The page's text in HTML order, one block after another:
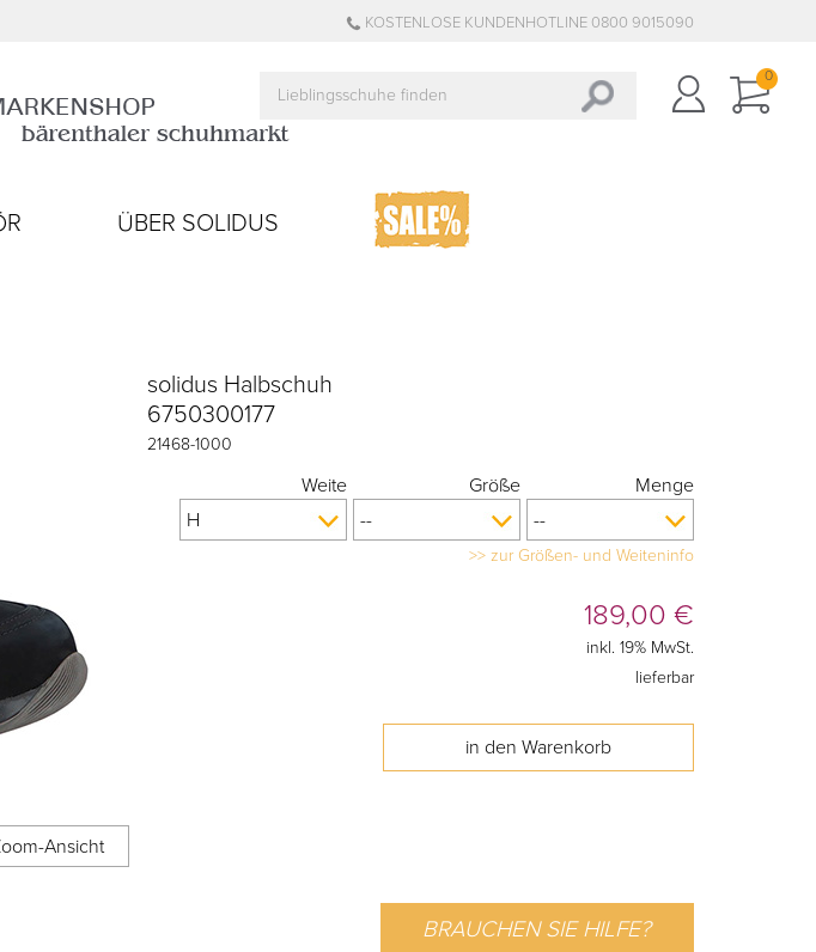
KOSTENLOSE KUNDENHOTLINE 0800 9015090
0
ÜBER SOLIDUS
solidus Halbschuh
6750300177
21468-1000
Weite Größe Menge
>> zur Größen- und Weiteninfo
189,00 €
inkl. 19% MwSt.
lieferbar
BRAUCHEN SIE HILFE?